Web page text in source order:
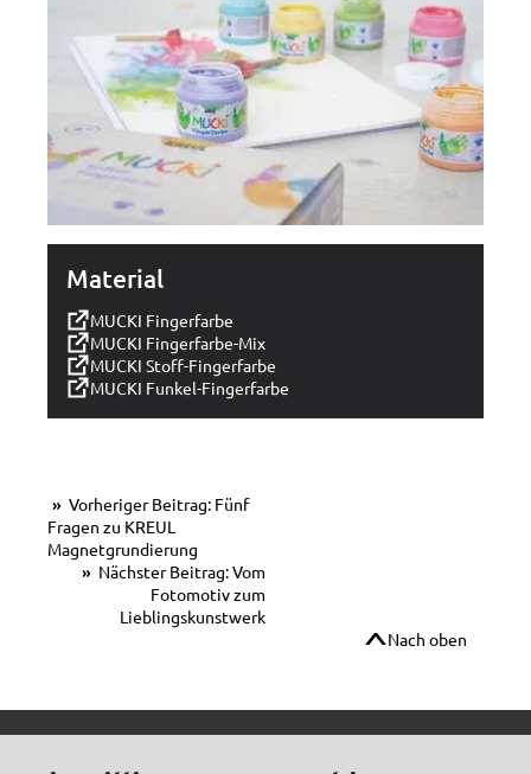
Material
MUCKI Fingerfarbe
MUCKI Fingerfarbe-Mix
MUCKI Stoff-Fingerfarbe
MUCKI Funkel-Fingerfarbe
Vorheriger Beitrag: Fünf
Fragen zu KREUL
Magnetgrundierung
Nächster Beitrag: Vom
Fotomotiv zum
Lieblingskunstwerk
Nach oben